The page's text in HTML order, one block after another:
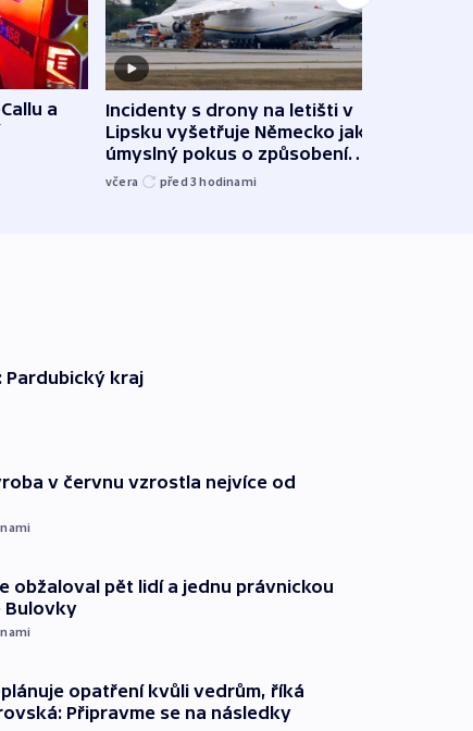
a
Incidenty s drony na letišti v
Lipsku vyšetřuje Německo jako
úmyslný pokus o způsobení
exploze
včera před 3hodinami
Pardubický kraj
v červnu vzrostla nejvíce od
obžaloval pět lidí a jednu právnickou
Bulovky
opatření kvůli vedrům, říká
Připravme se na následky